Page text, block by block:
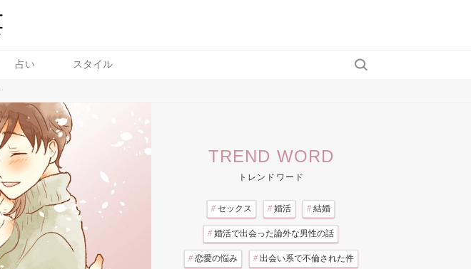
占い スタイル
TREND WORD
トレンドワード
# セックス # 婚活 # 結婚
# 婚活で出会った論外な男性の話
# 恋愛の悩み # 出会い系で不倫された件